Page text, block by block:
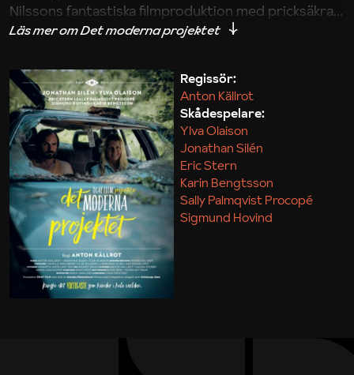
Nilssons fantastiska filmproduktion med pricksäkra
iakttagelser om hur svårt det kan vara att omsätta
Maja Kekonius
Regissör:
Anton Källrot
Skådespelare:
Ylva Olaison
Jonathan Silén
Eric Stern
Karin Bengtsson
Sally Palmqvist Procopé
Sigmund Hovind